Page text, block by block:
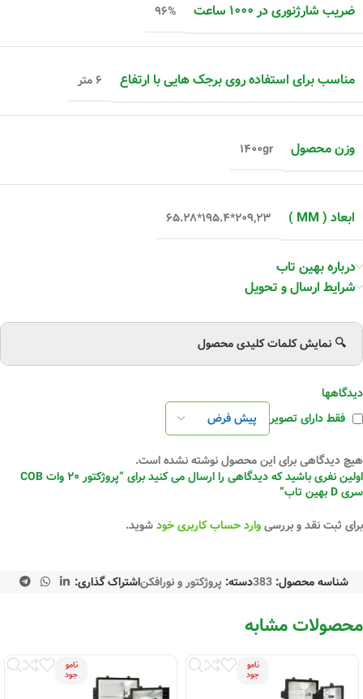
ضریب شارژنوری در ۱۰۰۰ ساعت ۹۶%
مناسب برای استفاده روی برجک هایی با ارتفاع ۶ متر
وزن محصول ۱۴۰۰gr
ابعاد ( MM ) ۲۰۹,۲۳*۱۹۵.۴*۶۵.۲۸
درباره بهین تاب
شرایط ارسال و تحویل
🔍 نمایش کلمات کلیدی محصول
دیدگاهها
فقط دارای تصویر
هیچ دیدگاهی برای این محصول نوشته نشده است.
اولین نفری باشید که دیدگاهی را ارسال می کنید برای “پروژکتور ۲۰ وات COB
سری D بهین تاب”
برای ثبت نقد و بررسیوارد حساب کاربری خودشوید.
شناسه محصول: 383دسته: پروژکتور و نورافکناشتراک گذاری:
محصولات مشابه
نامو
جود
نامو
جود